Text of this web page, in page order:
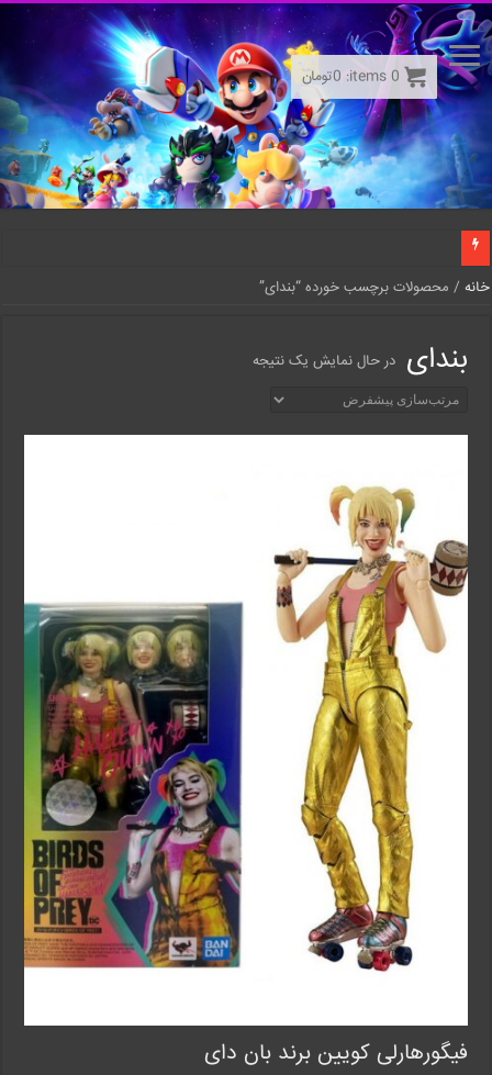
خانه / محصولات برچسب خورده “بندای”
بندای در حال نمایش یک نتیجه
فیگورهارلی کویین برند بان دای
0
items:
0تومان